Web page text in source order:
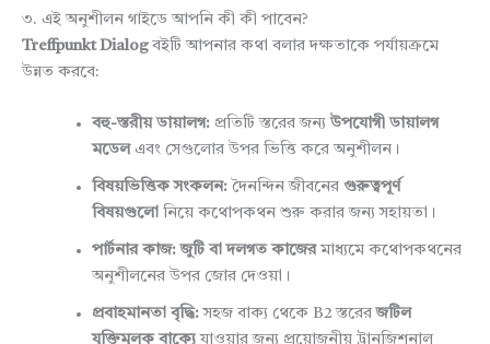
৩. এই অনুশীলন গাইডে আপনি কী কী পাবেন?
Treffpunkt Dialog বইটি আপনার কথা বলার দক্ষতাকে পর্যায়ক্রমে
উন্নত করবে:
বহু-স্তরীয় ডায়ালগ: প্রতিটি স্তরের জন্য উপযোগী ডায়ালগ
মডেলএবং সেগুলোর উপর ভিত্তি করে অনুশীলন।
বিষয়ভিত্তিক সংকলন: দৈনন্দিন জীবনের গুরুত্বপূর্ণ
বিষয়গুলোনিয়ে কথোপকথন শুরু করার জন্য সহায়তা।
পার্টনার কাজ: জুটি বা দলগত কাজেরমাধ্যমে কথোপকথনের
অনুশীলনের উপর জোর দেওয়া।
প্রবাহমানতা বৃদ্ধি: সহজ বাক্য থেকে B2 স্তরেরজটিল
যুক্তিমূলক বাক্যেযাওয়ার জন্য প্রয়োজনীয় ট্রানজিশনাল